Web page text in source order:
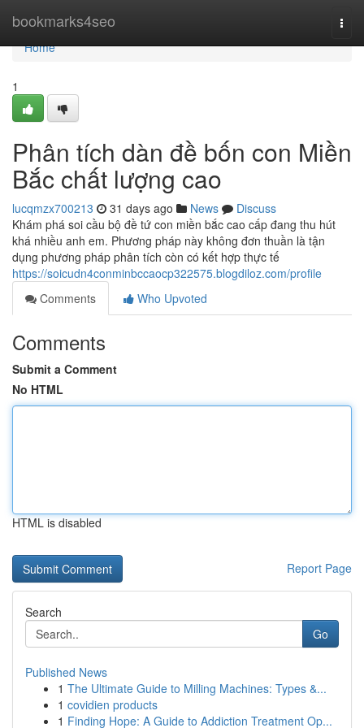
bookmarks4seo
Home
Home
1
Phân tích dàn đề bốn con Miền
Bắc chất lượng cao
lucqmzx700213 31 days ago News
Discuss
Khám phá soi cầu bộ đề tứ con miền bắc cao cấp đang thu hút
khá nhiều anh em. Phương pháp này không đơn thuần là tận
dụng phương pháp phân tích còn có kết hợp thực tế
https://soicudn4conminbccaocp322575.blogdiloz.com/profile
Comments
Who Upvoted
Comments
Submit a Comment
No HTML
HTML is disabled
Report Page
Search
Go
Published News
1 The Ultimate Guide to Milling Machines: Types &...
1 covidien products
1 Finding Hope: A Guide to Addiction Treatment Op...